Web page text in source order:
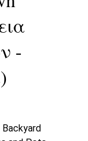
-
Backyard